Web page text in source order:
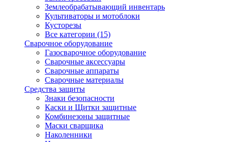
Землеобрабатывающий инвентарь
Культиваторы и мотоблоки
Кусторезы
Все категории (15)
Сварочное оборудование
Газосварочное оборудование
Сварочные аксессуары
Сварочные аппараты
Сварочные материалы
Средства защиты
Знаки безопасности
Каски и Щитки защитные
Комбинезоны защитные
Маски сварщика
Наколенники